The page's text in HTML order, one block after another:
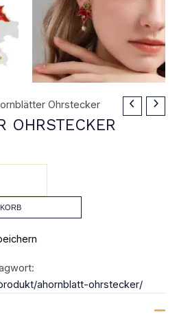
Ohrstecker
OHRSTECKER
ahornblatt-ohrstecker/